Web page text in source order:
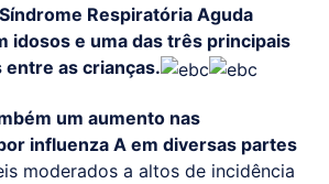
Respiratória Aguda
idosos e uma das três principais
entre as crianças.
um aumento nas
influenza A em diversas partes
moderados a altos de incidência